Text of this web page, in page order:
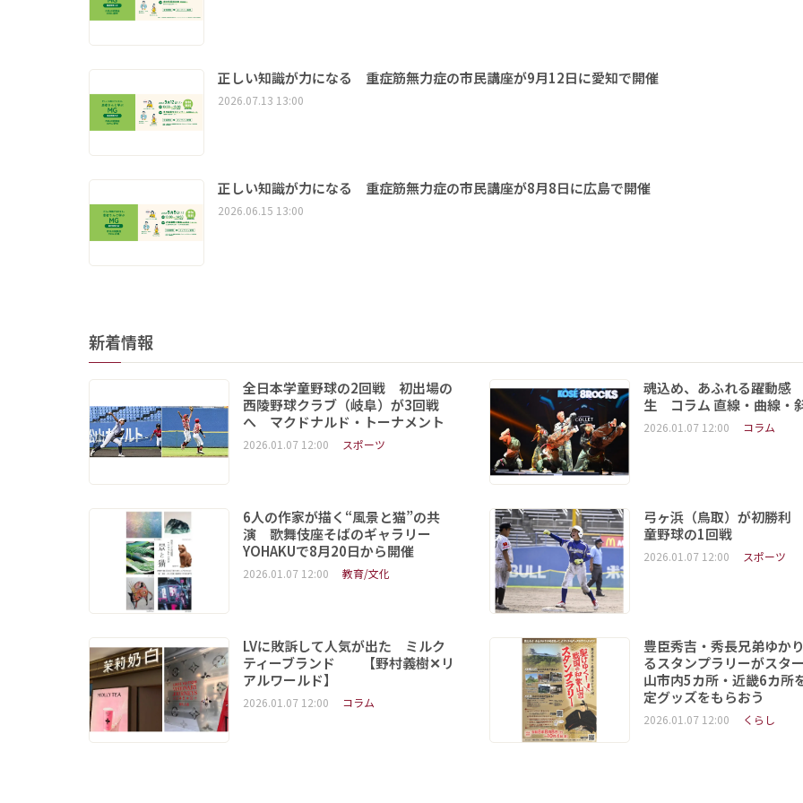
正しい知識が力になる 重症筋無力症の市民講座が9月12日に愛知で開催
2026.07.13 13:00
正しい知識が力になる 重症筋無力症の市民講座が8月8日に広島で開催
2026.06.15 13:00
新着情報
全日本学童野球の2回戦 初出場の
西陵野球クラブ（岐阜）が3回戦
へ マクドナルド・トーナメント
2026.01.07 12:00 スポーツ
魂込め、あふれる躍動感
生 コラム 直線・曲線・
2026.01.07 12:00 コラム
6人の作家が描く“風景と猫”の共
演 歌舞伎座そばのギャラリー
YOHAKUで8月20日から開催
2026.01.07 12:00 教育/文化
弓ヶ浜（鳥取）が初勝利
童野球の1回戦
2026.01.07 12:00 スポーツ
LVに敗訴して人気が出た ミルク
ティーブランド 【野村義樹✕リ
アルワールド】
2026.01.07 12:00 コラム
豊臣秀吉・秀長兄弟ゆか
るスタンプラリーがスタ
山市内5カ所・近畿6カ所
定グッズをもらおう
2026.01.07 12:00 くらし